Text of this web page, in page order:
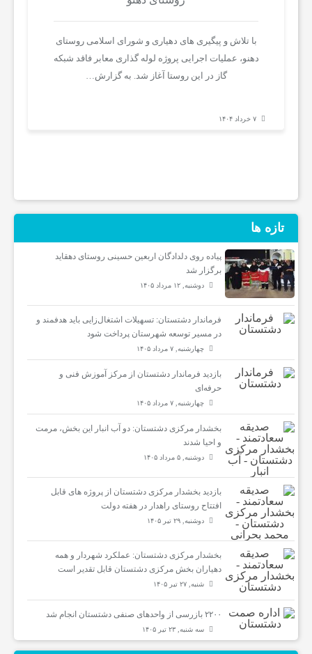
ورزش
با تلاش و پیگیری های دهیاری و شورای اسلامی روستای
دهنو، عملیات اجرایی پروژه لوله گذاری معابر فاقد شبکه
گاز در این روستا آغاز شد. به گزارش…
۷ خرداد ۱۴۰۴
تازه ها
پیاده روی دلدادگان اربعین حسینی روستای دهقاید
برگزار شد
دوشنبه, ۱۲ مرداد ۱۴۰۵
فرماندار دشتستان: تسهیلات اشتغال‌زایی باید هدفمند و
در مسیر توسعه شهرستان پرداخت شود
چهارشنبه, ۷ مرداد ۱۴۰۵
بازدید فرماندار دشتستان از مرکز آموزش فنی و
حرفه‌ای
چهارشنبه, ۷ مرداد ۱۴۰۵
بخشدار مرکزی دشتستان: دو آب انبار این بخش، مرمت
و احیا شدند
دوشنبه, ۵ مرداد ۱۴۰۵
بازدید بخشدار مرکزی دشتستان از پروژه های قابل
افتتاح روستای راهدار در هفته دولت
دوشنبه, ۲۹ تیر ۱۴۰۵
بخشدار مرکزی دشتستان: عملکرد شهردار و همه
دهیاران بخش مرکزی دشتستان قابل تقدیر است
شنبه, ۲۷ تیر ۱۴۰۵
۲۲۰۰ بازرسی از واحدهای صنفی دشتستان انجام شد
سه شنبه, ۲۳ تیر ۱۴۰۵